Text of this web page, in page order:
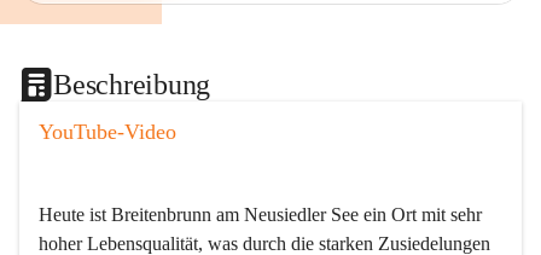
Beschreibung
YouTube-Video
Heute ist Breitenbrunn am Neusiedler See ein Ort mit sehr
hoher Lebensqualität, was durch die starken Zusiedelungen